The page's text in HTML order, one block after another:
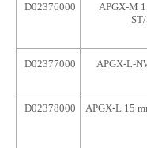
D02376000
APGX-M
D02377000 APGX-L-
D02378000 APGX-L 15